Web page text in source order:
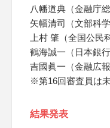
八幡道典（金融庁
矢幅清司（文部科
上村 肇（全国公民
鶴海誠一（日本銀
吉國眞一（金融広
※第16回審査員は
結果発表